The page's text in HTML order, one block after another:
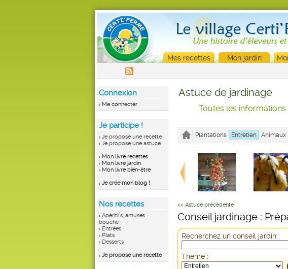
Mes recettes Mon jardin
Connexion
Me connecter
Je participe !
Je propose une recette
Je propose une astuce
Mon livre recettes
Mon livre jardin
Mon livre bien-être
Je crée mon blog !
Nos recettes
Apéritifs, amuses
bouche
Entrées
Plats
Desserts
Je propose une recette
Astuce de jardinage
Toutes les
Plantations Entretien Animaux
<< Astuce précédente
Conseil jardinage :
Recherchez un conseil jardin :
Thème :